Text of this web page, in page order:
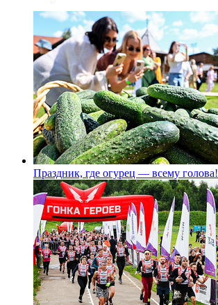
Праздник, где огурец — всему голова!